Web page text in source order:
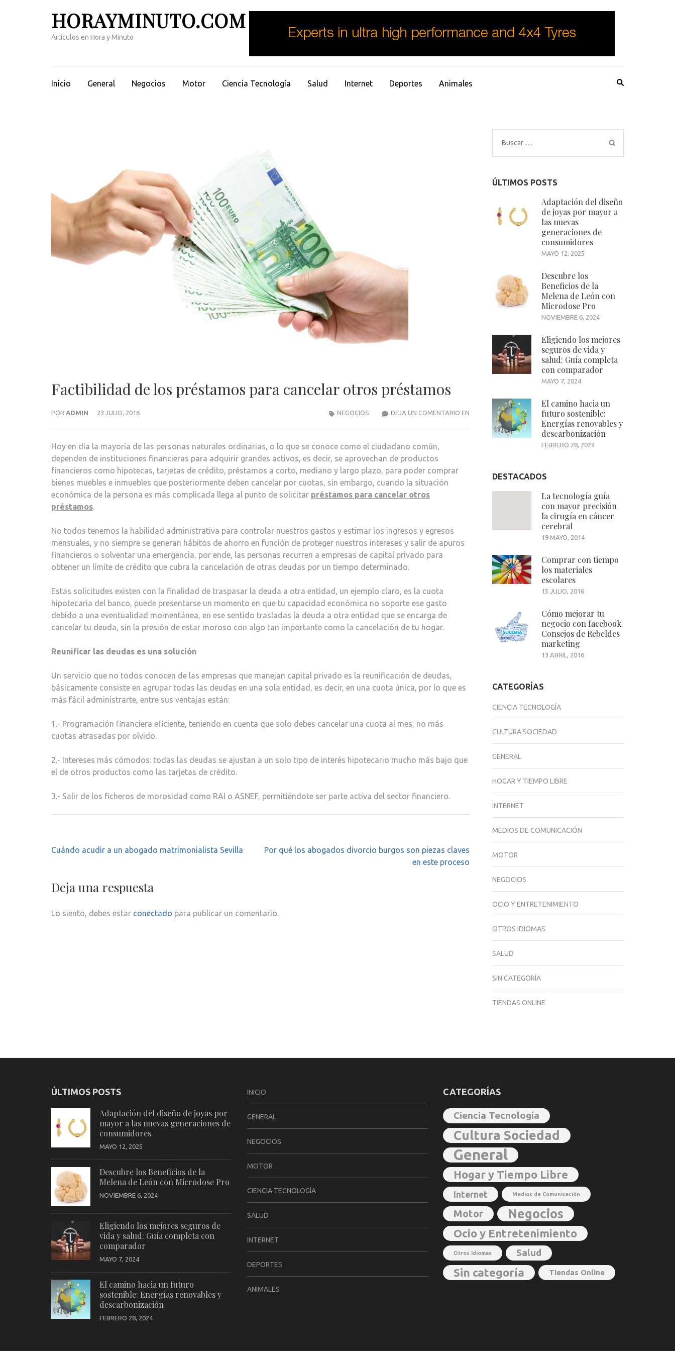
HORAYMINUTO.COM
Artículos en Hora y Minuto
Inicio General Negocios Motor Ciencia Tecnología Salud Internet Deportes Animales
Factibilidad de los préstamos para cancelar otros préstamos
POR ADMIN 23 JULIO, 2016 DEJA UN COMENTARIO ENFACTIBILIDAD
CANCELAR
NEGOCIOS
Hoy en día la mayoría de las personas naturales ordinarias, o lo que se conoce como el ciudadano común,
dependen de instituciones financieras para adquirir grandes activos, es decir, se aprovechan de productos
financieros como hipotecas, tarjetas de crédito, préstamos a corto, mediano y largo plazo, para poder comprar
bienes muebles e inmuebles que posteriormente deben cancelar por cuotas, sin embargo, cuando la situación
económica de la persona es más complicada llega al punto de solicitar préstamos para cancelar otros
préstamos.
No todos tenemos la habilidad administrativa para controlar nuestros gastos y estimar los ingresos y egresos
mensuales, y no siempre se generan hábitos de ahorro en función de proteger nuestros intereses y salir de apuros
financieros o solventar una emergencia, por ende, las personas recurren a empresas de capital privado para
obtener un límite de crédito que cubra la cancelación de otras deudas por un tiempo determinado.
Estas solicitudes existen con la finalidad de traspasar la deuda a otra entidad, un ejemplo claro, es la cuota
hipotecaria del banco, puede presentarse un momento en que tu capacidad económica no soporte ese gasto
debido a una eventualidad momentánea, en ese sentido trasladas la deuda a otra entidad que se encarga de
cancelar tu deuda, sin la presión de estar moroso con algo tan importante como la cancelación de tu hogar.
Reunificar las deudas es una solución
Un servicio que no todos conocen de las empresas que manejan capital privado es la reunificación de deudas,
básicamente consiste en agrupar todas las deudas en una sola entidad, es decir, en una cuota única, por lo que es
más fácil administrarte, entre sus ventajas están:
1.- Programación financiera eficiente, teniendo en cuenta que solo debes cancelar una cuota al mes, no más
cuotas atrasadas por olvido.
2.- Intereses más cómodos: todas las deudas se ajustan a un solo tipo de interés hipotecario mucho más bajo que
el de otros productos como las tarjetas de crédito.
3.- Salir de los ficheros de morosidad como RAI o ASNEF, permitiéndote ser parte activa del sector financiero.
Navegación
Cuándo acudir a un abogado matrimonialista Sevilla
Por qué los abogados divorcio burgos son piezas claves
en este proceso
Deja una respuesta
Lo siento, debes estar conectado para publicar un comentario.
Buscar:
ÚLTIMOS POSTS
Adaptación del diseño
de joyas por mayor a
las nuevas
generaciones de
consumidores
MAYO 12, 2025
Descubre los
Beneficios de la
Melena de León con
Microdose Pro
NOVIEMBRE 6, 2024
Eligiendo los mejores
seguros de vida y
salud: Guía completa
con comparador
MAYO 7, 2024
El camino hacia un
futuro sostenible:
Energías renovables y
descarbonización
FEBRERO 28, 2024
DESTACADOS
La tecnología guía
con mayor precisión
la cirugía en cáncer
cerebral
19 MAYO, 2014
Comprar con tiempo
los materiales
escolares
15 JULIO, 2016
Cómo mejorar tu
negocio con facebook.
Consejos de Rebeldes
marketing
13 ABRIL, 2016
CATEGORÍAS
CIENCIA TECNOLOGÍA
CULTURA SOCIEDAD
GENERAL
HOGAR Y TIEMPO LIBRE
INTERNET
MEDIOS DE COMUNICACIÓN
MOTOR
NEGOCIOS
OCIO Y ENTRETENIMIENTO
OTROS IDIOMAS
SALUD
SIN CATEGORÍA
TIENDAS ONLINE
ÚLTIMOS POSTS
Adaptación del diseño de joyas por
mayor a las nuevas generaciones de
consumidores
MAYO 12, 2025
Descubre los Beneficios de la
Melena de León con Microdose Pro
NOVIEMBRE 6, 2024
Eligiendo los mejores seguros de
vida y salud: Guía completa con
comparador
MAYO 7, 2024
El camino hacia un futuro
sostenible: Energías renovables y
descarbonización
FEBRERO 28, 2024
INICIO
GENERAL
NEGOCIOS
MOTOR
CIENCIA TECNOLOGÍA
SALUD
INTERNET
DEPORTES
ANIMALES
CATEGORÍAS
Ciencia Tecnología
Cultura Sociedad
General
Hogar y Tiempo Libre
Internet Medios de Comunicación
Motor Negocios
Ocio y Entretenimiento
Otros Idiomas Salud
Sin categoría Tiendas Online